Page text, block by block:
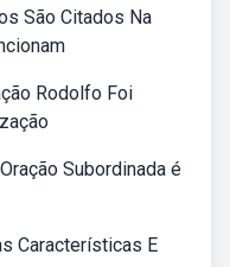
São Citados Na
Rodolfo Foi
Subordinada é
Características E